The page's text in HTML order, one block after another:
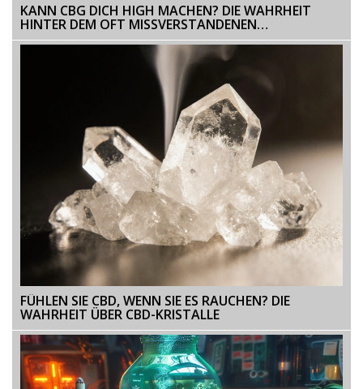
KANN CBG DICH HIGH MACHEN? DIE WAHRHEIT
HINTER DEM OFT MISSVERSTANDENEN
CANNABINOID
FÜHLEN SIE CBD, WENN SIE ES RAUCHEN? DIE
WAHRHEIT ÜBER CBD-KRISTALLE